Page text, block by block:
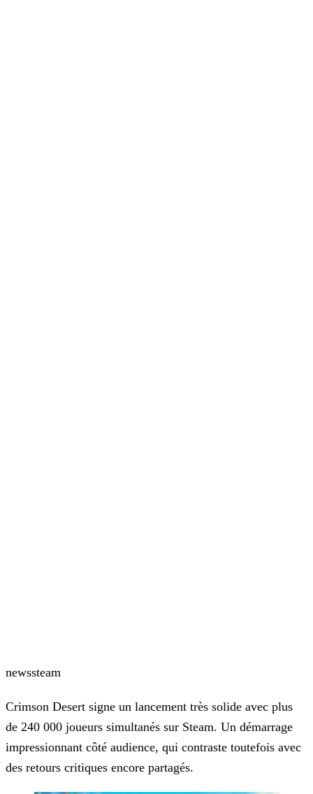
newssteam
Crimson Desert signe un lancement très solide avec plus
de 240 000 joueurs simultanés sur Steam. Un démarrage
impressionnant côté audience, qui contraste toutefois avec
des retours critiques encore partagés.